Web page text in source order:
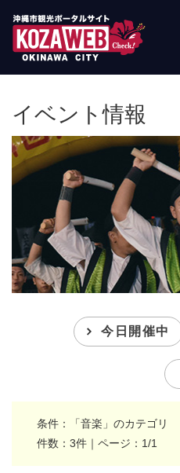
沖縄市観光ポータルコ
縄市コザの表も裏も楽
しむ
イベント情報
今日開催中
条件：「音楽」のカテゴリ
件数：3件｜ページ：1/1